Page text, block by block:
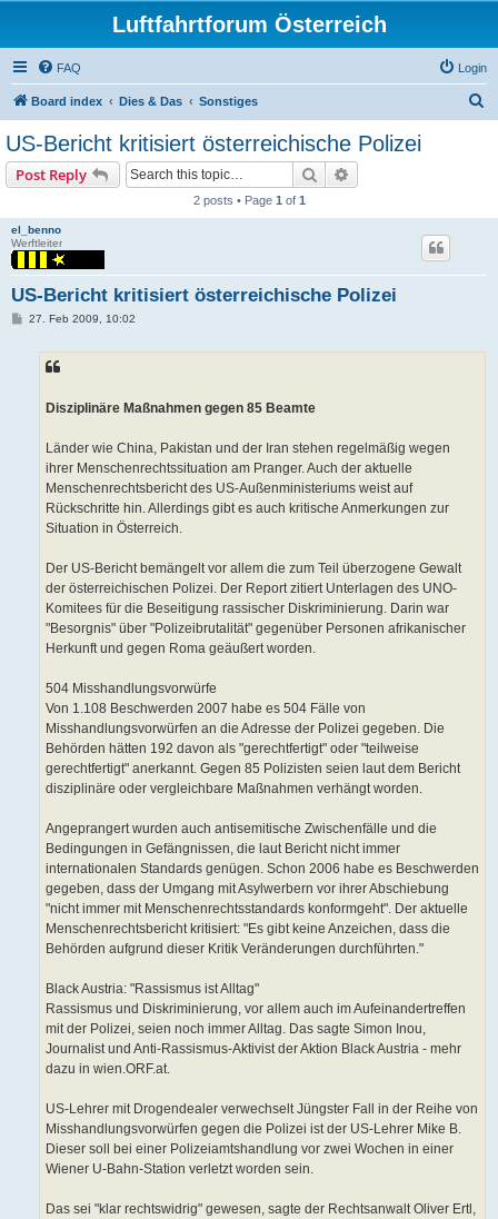
Luftfahrtforum Österreich
FAQ Login
Board index Dies & Das Sonstiges
US-Bericht kritisiert österreichische Polizei
Post Reply Search
2 posts • Page 1 of 1
el_benno
Werftleiter
US-Bericht kritisiert österreichische Polizei
P27. Feb 2009, 10:02
Disziplinäre Maßnahmen gegen 85 Beamte
Länder wie China, Pakistan und der Iran stehen regelmäßig wegen
ihrer Menschenrechtssituation am Pranger. Auch der aktuelle
Menschenrechtsbericht des US-Außenministeriums weist auf
Rückschritte hin. Allerdings gibt es auch kritische Anmerkungen zur
Situation in Österreich.
Der US-Bericht bemängelt vor allem die zum Teil überzogene Gewalt
der österreichischen Polizei. Der Report zitiert Unterlagen des UNO-
Komitees für die Beseitigung rassischer Diskriminierung. Darin war
"Besorgnis" über "Polizeibrutalität" gegenüber Personen afrikanischer
Herkunft und gegen Roma geäußert worden.
504 Misshandlungsvorwürfe
Von 1.108 Beschwerden 2007 habe es 504 Fälle von
Misshandlungsvorwürfen an die Adresse der Polizei gegeben. Die
Behörden hätten 192 davon als "gerechtfertigt" oder "teilweise
gerechtfertigt" anerkannt. Gegen 85 Polizisten seien laut dem Bericht
disziplinäre oder vergleichbare Maßnahmen verhängt worden.
Angeprangert wurden auch antisemitische Zwischenfälle und die
Bedingungen in Gefängnissen, die laut Bericht nicht immer
internationalen Standards genügen. Schon 2006 habe es Beschwerden
gegeben, dass der Umgang mit Asylwerbern vor ihrer Abschiebung
"nicht immer mit Menschenrechtsstandards konformgeht". Der aktuelle
Menschenrechtsbericht kritisiert: "Es gibt keine Anzeichen, dass die
Behörden aufgrund dieser Kritik Veränderungen durchführten."
Black Austria: "Rassismus ist Alltag"
Rassismus und Diskriminierung, vor allem auch im Aufeinandertreffen
mit der Polizei, seien noch immer Alltag. Das sagte Simon Inou,
Journalist und Anti-Rassismus-Aktivist der Aktion Black Austria - mehr
dazu in wien.ORF.at.
US-Lehrer mit Drogendealer verwechselt Jüngster Fall in der Reihe von
Misshandlungsvorwürfen gegen die Polizei ist der US-Lehrer Mike B.
Dieser soll bei einer Polizeiamtshandlung vor zwei Wochen in einer
Wiener U-Bahn-Station verletzt worden sein.
Das sei "klar rechtswidrig" gewesen, sagte der Rechtsanwalt Oliver Ertl,